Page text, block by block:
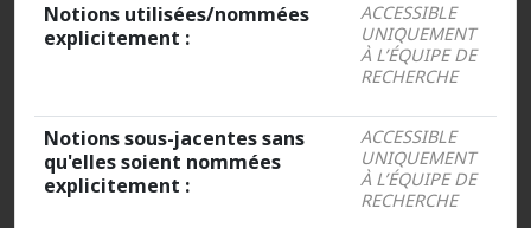
Notions utilisées/nommées
explicitement :
ACCESSIBLE
UNIQUEMENT
À L’ÉQUIPE DE
RECHERCHE
Notions sous-jacentes sans
qu'elles soient nommées
explicitement :
ACCESSIBLE
UNIQUEMENT
À L’ÉQUIPE DE
RECHERCHE